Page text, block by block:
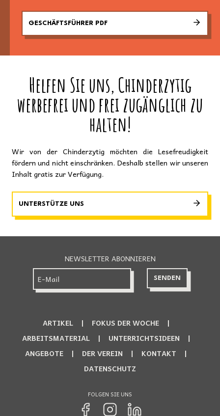
GESCHÄFTSFÜHRER PDF
Helfen Sie uns, Chinderzytig
werbefrei und frei zugänglich zu
halten!
Wir von der Chinderzytig möchten die Lesefreudigkeit
fördern und nicht einschränken. Deshalb stellen wir unseren
Inhalt gratis zur Verfügung.
UNTERSTÜTZE UNS
NEWSLETTER ABONNIEREN
ARTIKEL
FOKUS DER WOCHE
ARBEITSMATERIAL
UNTERRICHTSIDEEN
ANGEBOTE
DER VEREIN
KONTAKT
DATENSCHUTZ
FOLGEN SIE UNS